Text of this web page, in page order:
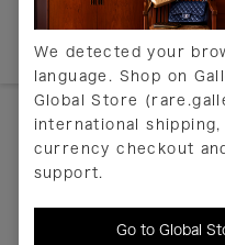
We detected your
language. Shop on
Global Store
international
currency checkout
support.
Go to Global
送料について
返品について
ヘルプ
お問い合わせ
当店について